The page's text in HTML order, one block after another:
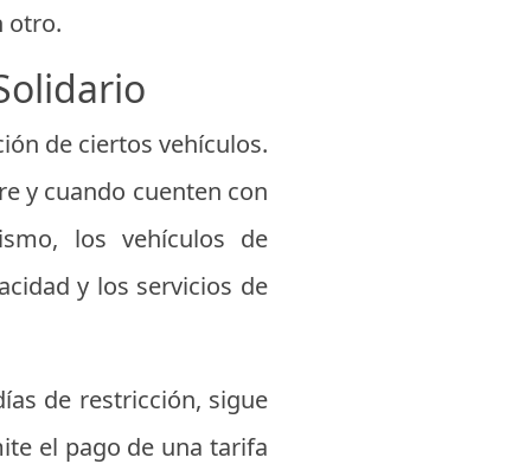
otro.
de ciertos vehículos.
y cuando cuenten con
los vehículos de
y los servicios de
de restricción, sigue
el pago de una tarifa